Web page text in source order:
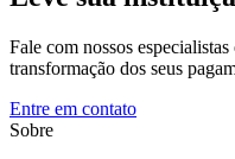
Fale com nossos
transformação dos seus
Entre em contato
Sobre